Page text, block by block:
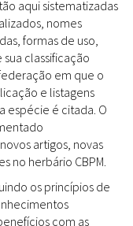
aqui sistematizadas
nomes
formas de uso,
classificação
em que o
e listagens
espécie é citada. O
artigos, novas
no herbário CBPM.
os princípios de
com as